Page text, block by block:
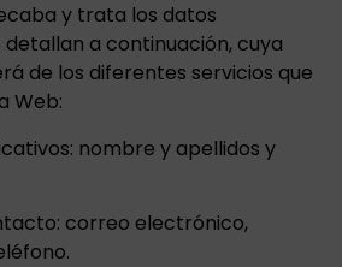
y trata los datos
detallan a continuación, cuya
de los diferentes servicios que
Web:
nombre y apellidos y
correo electrónico,